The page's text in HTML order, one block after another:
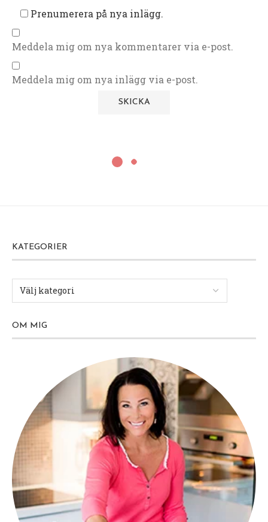
Prenumerera på nya inlägg.
Meddela mig om nya kommentarer via e-post.
Meddela mig om nya inlägg via e-post.
KATEGORIER
OM MIG